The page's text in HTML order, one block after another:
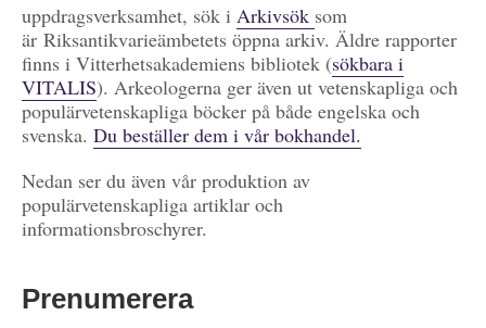
uppdragsverksamhet, sök i Arkivsök som
är Riksantikvarieämbetets öppna arkiv. Äldre rapporter
finns i Vitterhetsakademiens bibliotek (sökbara i
VITALIS). Arkeologerna ger även ut vetenskapliga och
populärvetenskapliga böcker på både engelska och
svenska. Du beställer dem i vår bokhandel.
Nedan ser du även vår produktion av
populärvetenskapliga artiklar och
informationsbroschyrer.
Prenumerera